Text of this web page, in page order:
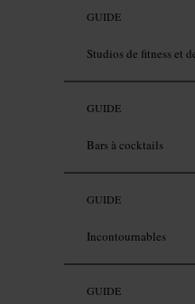
GUIDE
Studios de fitness et
GUIDE
Bars à cocktails
GUIDE
Incontournables
GUIDE